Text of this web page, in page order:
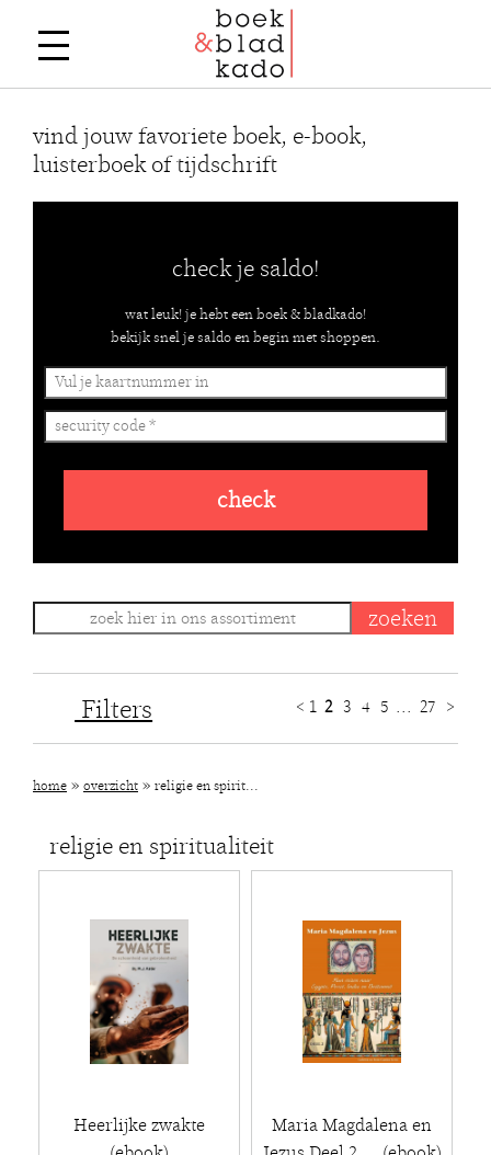
vind jouw favoriete boek, e-book,
luisterboek of tijdschrift
check je saldo!
wat leuk! je hebt een boek & bladkado!
bekijk snel je saldo en begin met shoppen.
check
Filters < 1 2 3 4 5 ... 27 >
home » overzicht » religie en spirit...
religie en spiritualiteit
Heerlijke zwakte
Maria Magdalena en